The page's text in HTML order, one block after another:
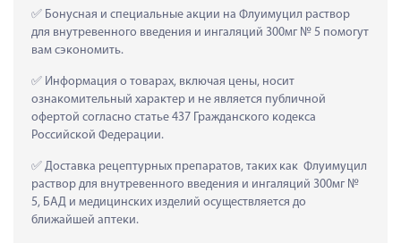
Бонусная и специальные акции на Флуимуцил раствор
для внутревенного введения и ингаляций 300мг № 5 помогут
вам сэкономить.
Информация о товарах, включая цены, носит
ознакомительный характер и не является публичной
офертой согласно статье 437 Гражданского кодекса
Российской Федерации.
Доставка рецептурных препаратов, таких как  Флуимуцил
раствор для внутревенного введения и ингаляций 300мг №
5, БАД и медицинских изделий осуществляется до
ближайшей аптеки.